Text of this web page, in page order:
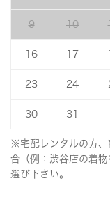
9 10
16 17
23 24
30 31
※宅配レンタルの方、
合（例：渋谷店の着
選び下さい。